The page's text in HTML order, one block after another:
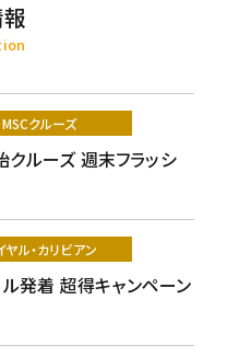
MSCクルーズ
ルーズ 週末フラッシ
ヤル・カリビアン
発着 超得キャンペーン